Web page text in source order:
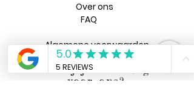
Over ons
FAQ
Algemene voorwaarden
Heb jij een vraag
voor ons?